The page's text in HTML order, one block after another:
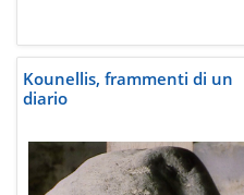
Kounellis, frammenti di un
diario